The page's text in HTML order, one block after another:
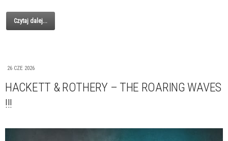
Czytaj dalej...
26 CZE 2026
HACKETT & ROTHERY – THE ROARING WAVES
!!!